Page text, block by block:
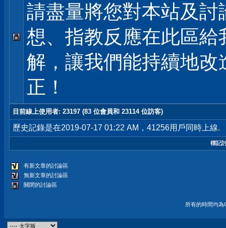
請盡量將您對本站及討
想、指教反應在此區給
解，讓我們能持續地改
正！
目前線上使用者: 23197 (83 位會員和 23114 位訪客)
歷史記錄是在2019-07-17 01:22 AM，41256用戶同時上線.
標記
有新文章的討論區
無新文章的討論區
關閉的討論區
所有的時間均為